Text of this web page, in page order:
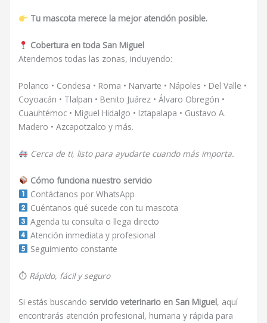
Tu mascota merece la mejor atención posible.
Cobertura en toda San Miguel
Atendemos todas las zonas, incluyendo:
Polanco • Condesa • Roma • Narvarte • Nápoles • Del Valle •
Coyoacán • Tlalpan • Benito Juárez • Álvaro Obregón •
Cuauhtémoc • Miguel Hidalgo • Iztapalapa • Gustavo A.
Madero • Azcapotzalco y más.
Cerca de ti, listo para ayudarte cuando más importa.
Cómo funciona nuestro servicio
Contáctanos por WhatsApp
Cuéntanos qué sucede con tu mascota
Agenda tu consulta o llega directo
Atención inmediata y profesional
Seguimiento constante
⏱ Rápido, fácil y seguro
Si estás buscando servicio veterinario en San Miguel, aquí
encontrarás atención profesional, humana y rápida para